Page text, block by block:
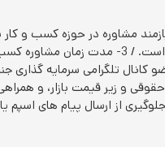
حداکثر یک ساعت است. / 3-
از ارسال پیام های